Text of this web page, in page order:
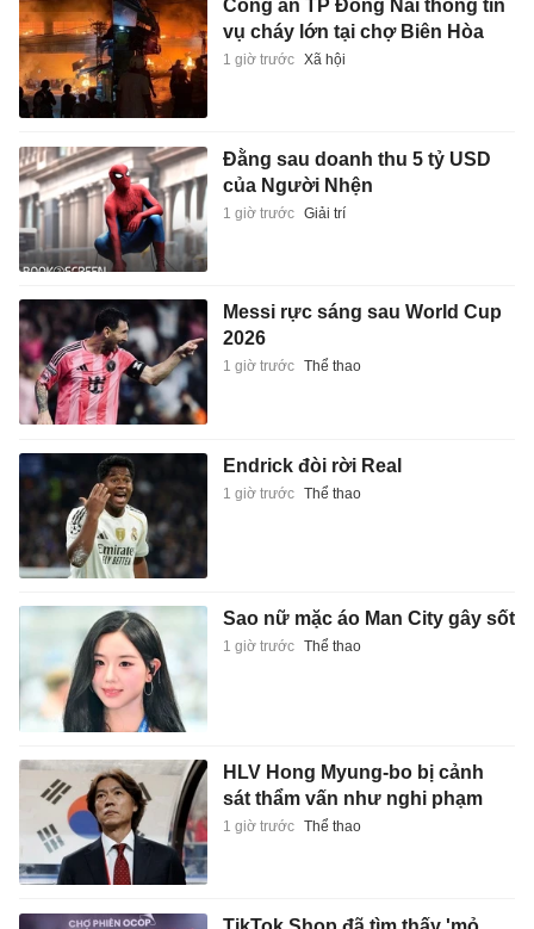
Công an TP Đồng Nai thông tin
vụ cháy lớn tại chợ Biên Hòa
1 giờ trước Xã hội
Đằng sau doanh thu 5 tỷ USD
của Người Nhện
1 giờ trước Giải trí
Messi rực sáng sau World Cup
2026
1 giờ trước Thể thao
Endrick đòi rời Real
1 giờ trước Thể thao
Sao nữ mặc áo Man City gây sốt
1 giờ trước Thể thao
HLV Hong Myung-bo bị cảnh
sát thẩm vấn như nghi phạm
1 giờ trước Thể thao